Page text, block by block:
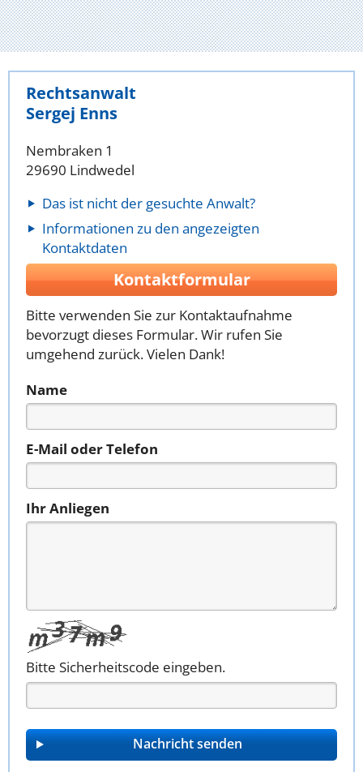
Rechtsanwalt
Sergej Enns
Nembraken 1
29690 Lindwedel
Das ist nicht der gesuchte Anwalt?
Informationen zu den angezeigten
Kontaktdaten
Kontaktformular
Bitte verwenden Sie zur Kontaktaufnahme
bevorzugt dieses Formular. Wir rufen Sie
umgehend zurück. Vielen Dank!
Name
E-Mail oder Telefon
Ihr Anliegen
Bitte Sicherheitscode eingeben.